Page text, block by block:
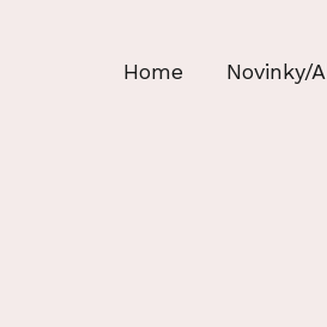
Home Novinky/